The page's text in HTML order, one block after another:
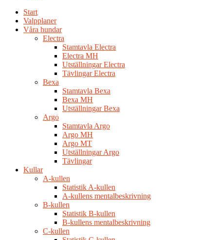
Start
Valpplaner
Våra hundar
Electra
Stamtavla Electra
Electra MH
Utställningar Electra
Tävlingar Electra
Bexa
Stamtavla Bexa
Bexa MH
Utställningar Bexa
Argo
Stamtavla Argo
Argo MH
Argo MT
Utställningar Argo
Tävlingar
Kullar
A-kullen
Statistik A-kullen
A-kullens mentalbeskrivning
B-kullen
Statistik B-kullen
B-kullens mentalbeskrivning
C-kullen